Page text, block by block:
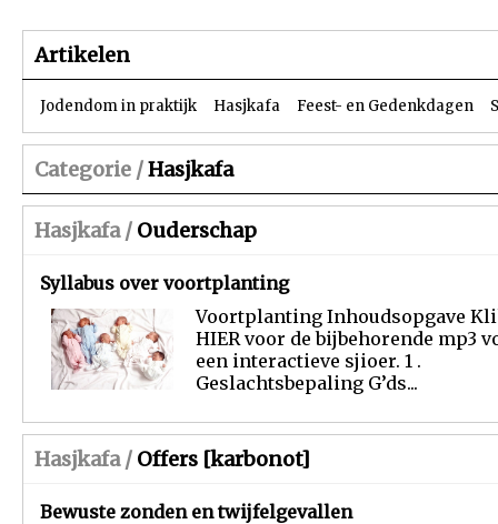
Artikelen
Jodendom in praktijk Hasjkafa Feest- en Gedenkdagen
Categorie /Hasjkafa
Hasjkafa / Ouderschap
Syllabus over voortplanting
Voortplanting Inhoudsopgave
HIER voor de bijbehorende mp3
een interactieve sjioer. 1 .
Geslachtsbepaling G’ds...
Hasjkafa / Offers [karbonot]
Bewuste zonden en twijfelgevallen